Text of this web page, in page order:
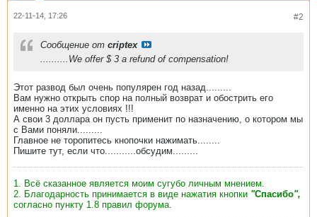
#2
22-11-14, 17:26
Сообщение от criptex
..........We offer $ 3 a refund of compensation!
Этот развод был очень популярен год назад.........
Вам нужно открыть спор на полный возврат и обострить его
именно на этих условиях !!!
А свои 3 доллара он пусть применит по назначению, о котором мы
с Вами поняли.........
Главное не торопитесь кнопочки нажимать........
Пишите тут, если что...........обсудим.........
1. Всё сказанное является моим сугубо личным мнением.
2. Благодарность принимается в виде нажатия кнопки "Спасибо",
согласно пункту 1.8 правил форума.